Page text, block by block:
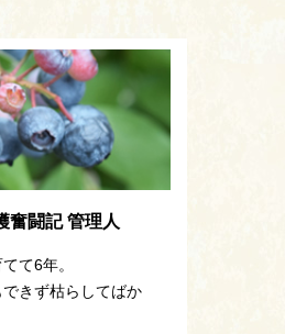
奮闘記 管理人
て6年。
きず枯らしてばか